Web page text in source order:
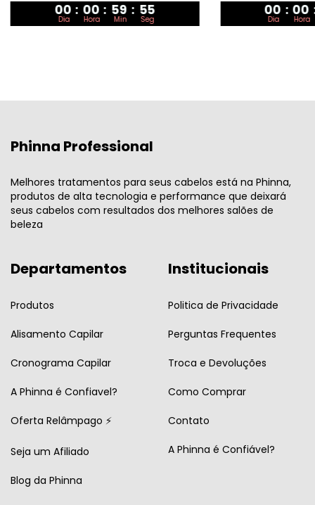
00 : 00 : 59 : 54
Dia Hora Min Seg
00 : 00
Dia Hora
Phinna Professional
Melhores tratamentos para seus cabelos está na Phinna,
produtos de alta tecnologia e performance que deixará
seus cabelos com resultados dos melhores salões de
beleza
Departamentos
Produtos
Alisamento Capilar
Cronograma Capilar
A Phinna é Confiavel?
Oferta Relâmpago ⚡
Seja um Afiliado
Blog da Phinna
Institucionais
Politica de Privacidade
Perguntas Frequentes
Troca e Devoluções
Como Comprar
Contato
A Phinna é Confiável?